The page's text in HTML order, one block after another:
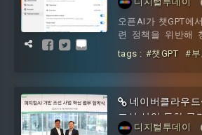
해액이 수천억 원
최종 보험금 또한
가능성도 거론된다
면 쿠팡 인천32 물
재산종합보험은
오픈AI가 챗GPT에
련 정책을 위반해
퇴출될 경우, 연결
이를 통지하는 기능
자신뿐 아니라 타인
상황을 가족이 더
데 초점이 맞춰졌다
tags : #챗GPT #부
네이버클라우
조선 산업 특화 클
디지털투데이